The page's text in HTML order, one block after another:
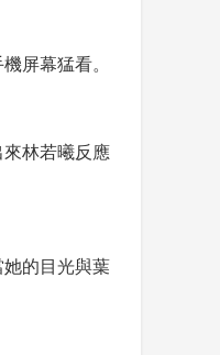
屏幕猛看。
林若曦反應
的目光與葉